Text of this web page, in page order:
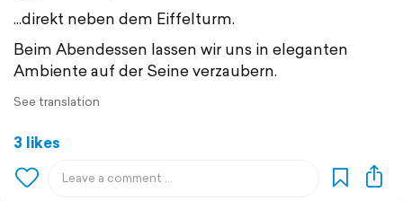
...direkt neben dem Eiffelturm.
Beim Abendessen lassen wir uns in eleganten
Ambiente auf der Seine verzaubern.
See translation
3 likes